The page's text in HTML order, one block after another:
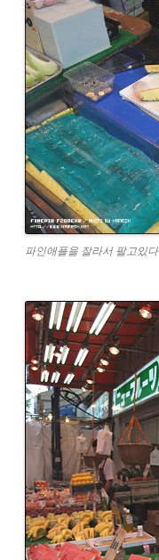
파인애플을 잘라서 팔고있다